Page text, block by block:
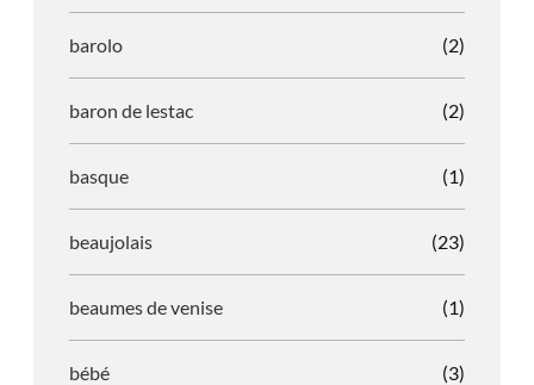
barolo (2)
baron de lestac (2)
basque (1)
beaujolais (23)
beaumes de venise (1)
bébé (3)